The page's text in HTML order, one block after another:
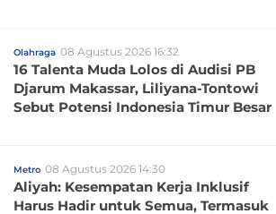
Olahraga 08 Agustus 2026 16:32
16 Talenta Muda Lolos di Audisi PB
Djarum Makassar, Liliyana-Tontowi
Sebut Potensi Indonesia Timur Besar
Metro 08 Agustus 2026 14:30
Aliyah: Kesempatan Kerja Inklusif
Harus Hadir untuk Semua, Termasuk